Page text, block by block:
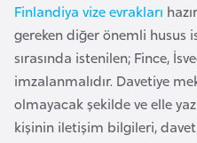
Finlandiya vize evrakları
gereken diğer önemli husus
sırasında istenilen; Fince,
imzalanmalıdır. Davetiye
olmayacak şekilde ve elle
kişinin iletişim bilgileri,
h
r
e
y
n